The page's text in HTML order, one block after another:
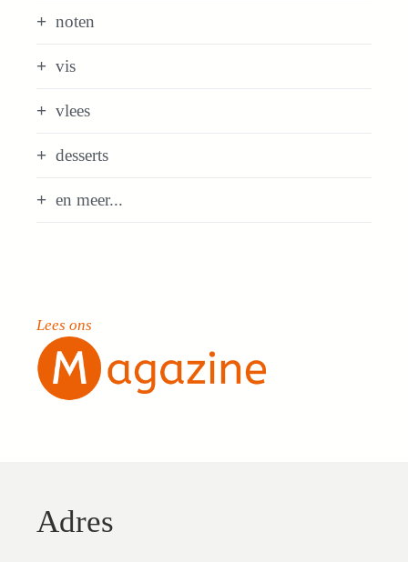
noten
vis
vlees
desserts
en meer...
Lees ons
Adres